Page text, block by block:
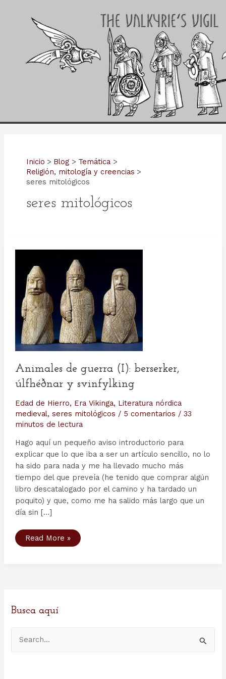
Inicio Blog
Temática
Religión, mitología y creencias
seres mitológicos
seres mitológicos
Animales de guerra (I): berserker,
úlfhéðnar y svinfylking
Edad de Hierro, Era Vikinga, Literatura nórdica
medieval, seres mitológicos / 5 comentarios / 33
minutos de lectura
Hago aquí un pequeño aviso introductorio para
explicar que lo que iba a ser un artículo sencillo, no lo
ha sido para nada y me ha llevado mucho más
tiempo del que preveía (he tenido que comprar algún
libro descatalogado por el camino y ha tardado un
poquito) y que, como me ha salido más largo que un
día sin […]
Animales
de
Read More »
Busca aquí